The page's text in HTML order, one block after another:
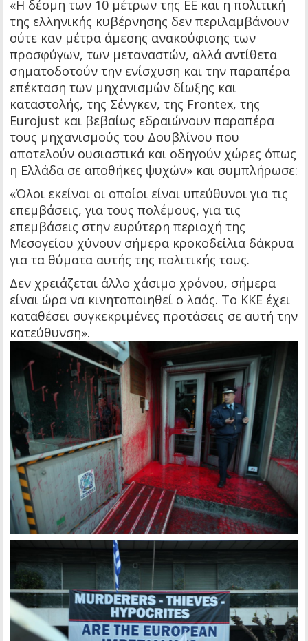
«Η δέσμη των 10 μέτρων της ΕΕ και η πολιτική
της ελληνικής κυβέρνησης δεν περιλαμβάνουν
ούτε καν μέτρα άμεσης ανακούφισης των
προσφύγων, των μεταναστών, αλλά αντίθετα
σηματοδοτούν την ενίσχυση και την παραπέρα
επέκταση των μηχανισμών δίωξης και
καταστολής, της Σένγκεν, της Frontex, της
Eurojust και βεβαίως εδραιώνουν παραπέρα
τους μηχανισμούς του Δουβλίνου που
αποτελούν ουσιαστικά και οδηγούν χώρες όπως
η Ελλάδα σε αποθήκες ψυχών» και συμπλήρωσε:
«Όλοι εκείνοι οι οποίοι είναι υπεύθυνοι για τις
επεμβάσεις, για τους πολέμους, για τις
επεμβάσεις στην ευρύτερη περιοχή της
Μεσογείου χύνουν σήμερα κροκοδείλια δάκρυα
για τα θύματα αυτής της πολιτικής τους.
Δεν χρειάζεται άλλο χάσιμο χρόνου, σήμερα
είναι ώρα να κινητοποιηθεί ο λαός. Το ΚΚΕ έχει
καταθέσει συγκεκριμένες προτάσεις σε αυτή την
κατεύθυνση».